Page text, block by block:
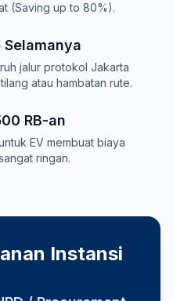
(Saving up to 80%).
Selamanya
jalur protokol Jakarta
atau hambatan rute.
RB-an
EV membuat biaya
ringan.
Instansi